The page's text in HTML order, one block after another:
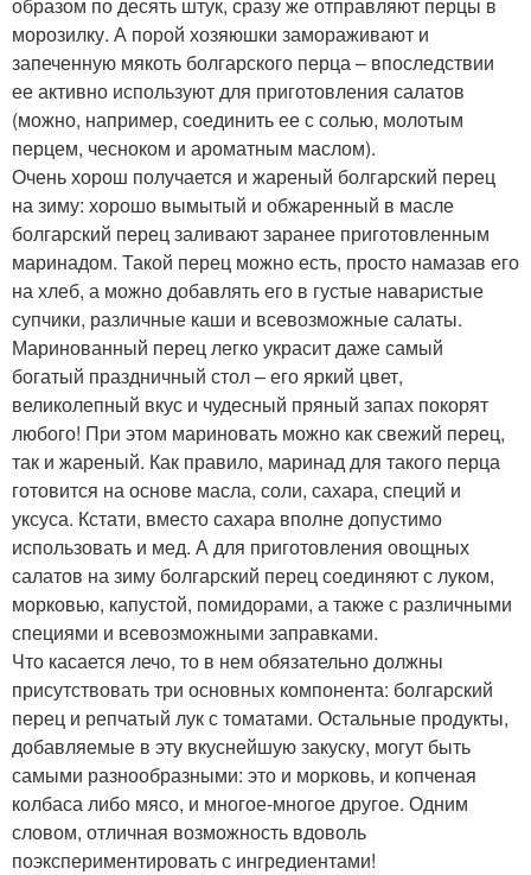
морозилку. А порой хозяюшки замораживают и
запеченную мякоть болгарского перца – впоследствии
ее активно используют для приготовления салатов
(можно, например, соединить ее с солью, молотым
перцем, чесноком и ароматным маслом).
Очень хорош получается и жареный болгарский перец
на зиму: хорошо вымытый и обжаренный в масле
болгарский перец заливают заранее приготовленным
маринадом. Такой перец можно есть, просто намазав его
на хлеб, а можно добавлять его в густые наваристые
супчики, различные каши и всевозможные салаты.
Маринованный перец легко украсит даже самый
богатый праздничный стол – его яркий цвет,
великолепный вкус и чудесный пряный запах покорят
любого! При этом мариновать можно как свежий перец,
так и жареный. Как правило, маринад для такого перца
готовится на основе масла, соли, сахара, специй и
уксуса. Кстати, вместо сахара вполне допустимо
использовать и мед. А для приготовления овощных
салатов на зиму болгарский перец соединяют с луком,
морковью, капустой, помидорами, а также с различными
специями и всевозможными заправками.
Что касается лечо, то в нем обязательно должны
присутствовать три основных компонента: болгарский
перец и репчатый лук с томатами. Остальные продукты,
добавляемые в эту вкуснейшую закуску, могут быть
самыми разнообразными: это и морковь, и копченая
колбаса либо мясо, и многое-многое другое. Одним
словом, отличная возможность вдоволь
поэкспериментировать с ингредиентами!